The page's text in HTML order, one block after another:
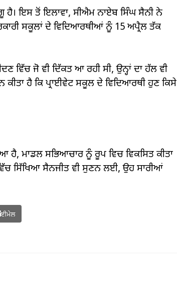
ਹੈ। ਇਸ ਤੋਂ ਇਲਾਵਾ, ਸੀਐਮ ਨਾਏਬ ਸਿੰਘ ਸੈਨੀ ਨੇ
ਸਕੂਲਾਂ ਦੇ ਵਿਦਿਆਰਥੀਆਂ ਨੂੰ 15 ਅਪ੍ਰੈਲ ਤੱਕ
ਵਿੱਚ ਜੋ ਵੀ ਦਿੱਕਤ ਆ ਰਹੀ ਸੀ, ਉਨ੍ਹਾਂ ਦਾ ਹੱਲ ਵੀ
ਹੈ ਕਿ ਪ੍ਰਾਈਵੇਟ ਸਕੂਲ ਦੇ ਵਿਦਿਆਰਥੀ ਹੁਣ ਕਿਸੇ
ਮਾਡਲ ਸਭਿਆਚਾਰ ਨੂੰ ਰੂਪ ਵਿਚ ਵਿਕਸਿਤ ਕੀਤਾ
ਸਿੱਖਿਆ ਸੈਨਜੀਤ ਵੀ ਸੁਣਨ ਲਈ, ਉਹ ਸਾਰੀਆਂ
ਈਮੇਲ